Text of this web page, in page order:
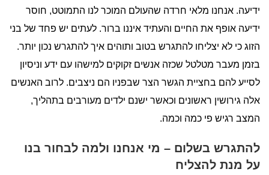
ידיעה. אנחנו מלאי חרדה שהעולם המוכר לנו התמוטט, חוסר
ידיעה אופף את החיים והעתיד איננו ברור. לעתים יש פחד של בני
הזוג כי לא יצליחו להתגרש בטוב ותוהים איך להתגרש נכון יותר.
בזמן מעבר מטלטל שכזה אנשים זקוקים למישהו עם ידע וניסיון
לסייע להם בחציית הגשר הצר שבפניו הם ניצבים. לרוב האנשים
אלה גירושין ראשונים וכאשר ישנם ילדים מעורבים בתהליך,
המצב רגיש פי כמה וכמה.
להתגרש בשלום – מי אנחנו ולמה לבחור בנו
על מנת להצליח